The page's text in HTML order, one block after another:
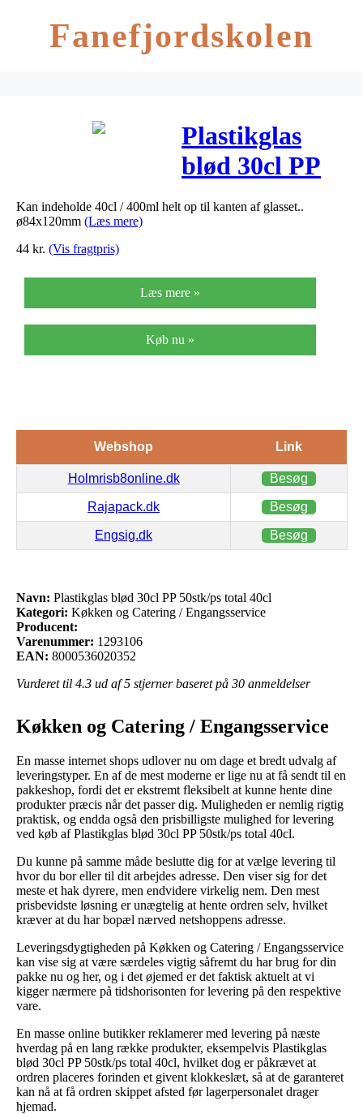
Fanefjordskolen
Plastikglas
blød 30cl PP
50stk/ps total
Kan indeholde 40cl / 400ml helt op til kanten af glasset..
ø84x120mm (Læs mere)
44 kr. (Vis fragtpris)
Læs mere »
Køb nu »
Webshop Link
Holmrisb8online.dk Besøg
Rajapack.dk Besøg
Engsig.dk Besøg
Navn: Plastikglas blød 30cl PP 50stk/ps total 40cl
Kategori: Køkken og Catering / Engangsservice
Producent:
Varenummer: 1293106
EAN: 8000536020352
Vurderet til 4.3 ud af 5 stjerner baseret på 30 anmeldelser
Køkken og Catering / Engangsservice
En masse internet shops udlover nu om dage et bredt udvalg af
leveringstyper. En af de mest moderne er lige nu at få sendt til en
pakkeshop, fordi det er ekstremt fleksibelt at kunne hente dine
produkter præcis når det passer dig. Muligheden er nemlig rigtig
praktisk, og endda også den prisbilligste mulighed for levering
ved køb af Plastikglas blød 30cl PP 50stk/ps total 40cl.
Du kunne på samme måde beslutte dig for at vælge levering til
hvor du bor eller til dit arbejdes adresse. Den viser sig for det
meste et hak dyrere, men endvidere virkelig nem. Den mest
prisbevidste løsning er unægtelig at hente ordren selv, hvilket
kræver at du har bopæl nærved netshoppens adresse.
Leveringsdygtigheden på Køkken og Catering / Engangsservice
kan vise sig at være særdeles vigtig såfremt du har brug for din
pakke nu og her, og i det øjemed er det faktisk aktuelt at vi
kigger nærmere på tidshorisonten for levering på den respektive
vare.
En masse online butikker reklamerer med levering på næste
hverdag på en lang række produkter, eksempelvis Plastikglas
blød 30cl PP 50stk/ps total 40cl, hvilket dog er påkrævet at
ordren placeres forinden et givent klokkeslæt, så at de garanteret
kan nå at få ordren skippet afsted før lagerpersonalet drager
hjemad.